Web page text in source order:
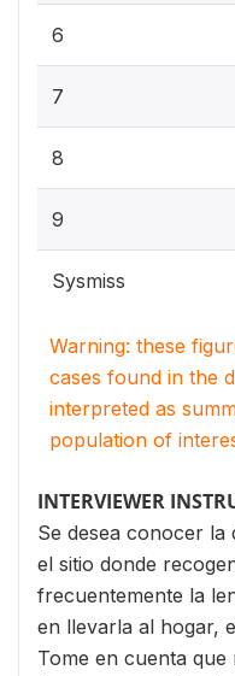
6
7
8
9
Sysmiss
Warning: these
cases found in the
interpreted as
population of
INTERVIEWER
Se desea conocer la
el sitio donde
frecuentemente la
en llevarla al hogar,
Tome en cuenta